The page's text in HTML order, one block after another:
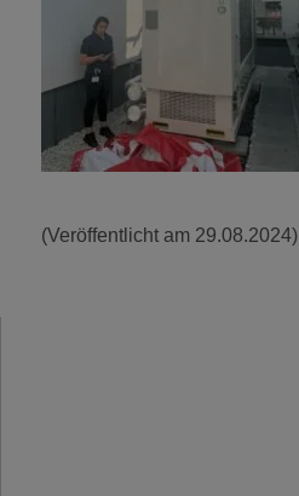
(Veröffentlicht am 29.08.2024)